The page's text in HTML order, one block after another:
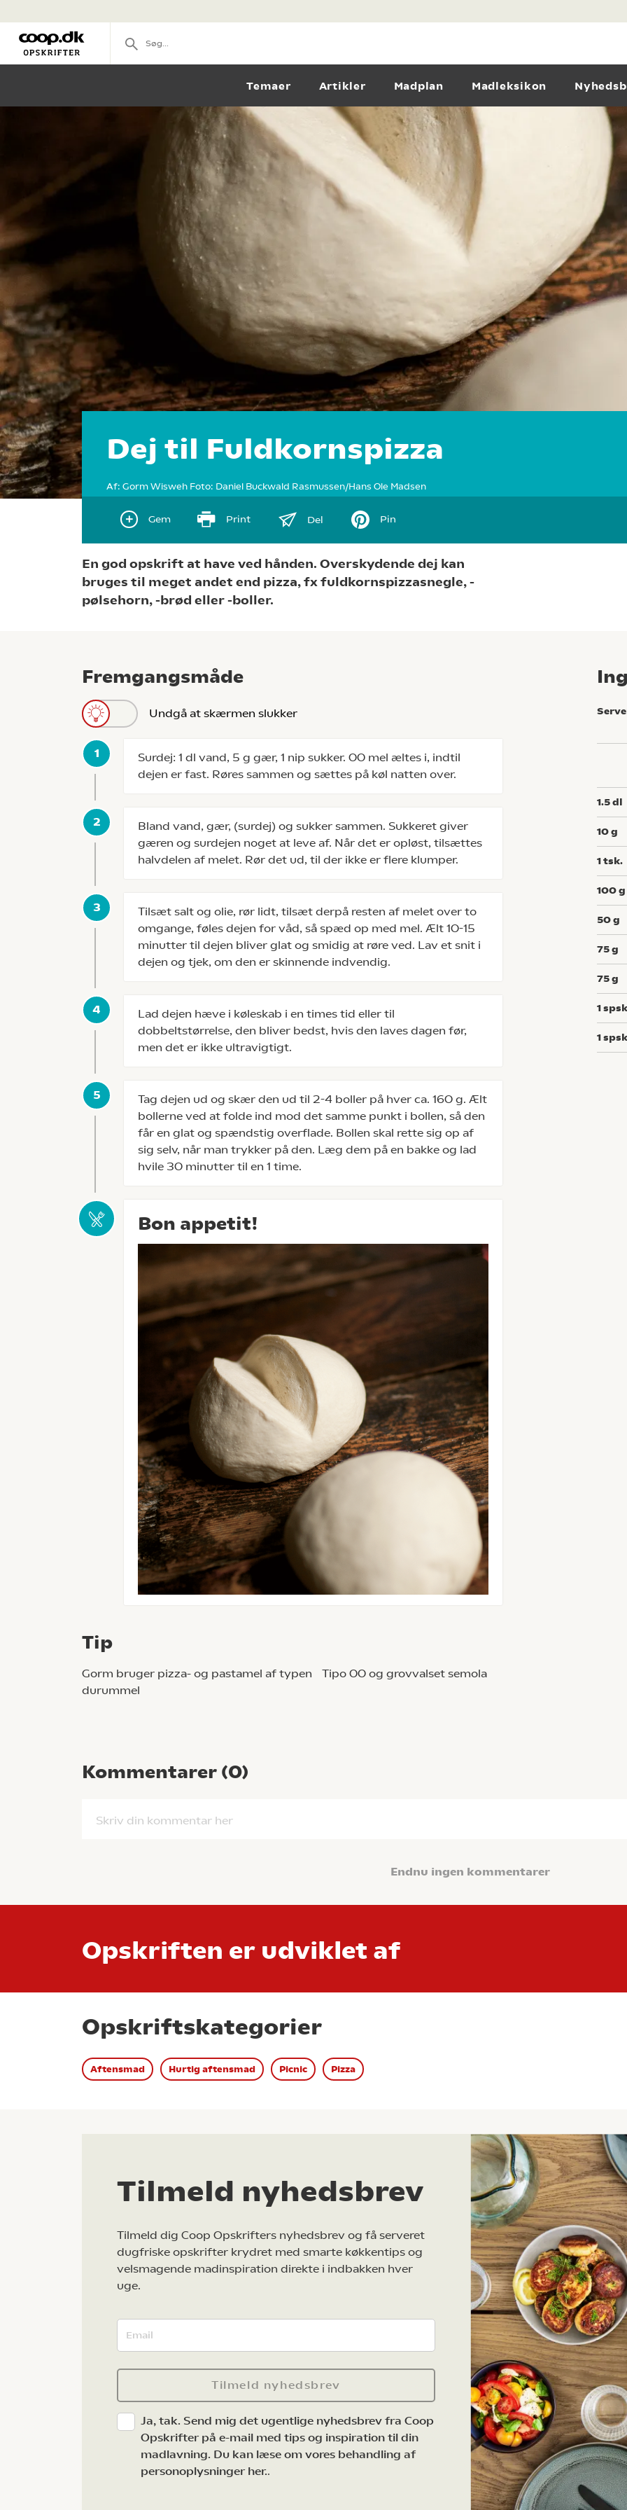
Temaer Artikler Madplan Madleksikon
Dej til Fuldkornspizza
Af: Gorm Wisweh Foto: Daniel Buckwald Rasmussen/Hans Ole Madsen
Gem Print Del Pin
En god opskrift at have ved hånden. Overskydende dej kan
bruges til meget andet end pizza, fx fuldkornspizzasnegle, -
pølsehorn, -brød eller -boller.
Fremgangsmåde
Undgå at skærmen slukker
Surdej: 1 dl vand, 5 g gær, 1 nip sukker. 00 mel æltes i, indtil
dejen er fast. Røres sammen og sættes på køl natten over.
Bland vand, gær, (surdej) og sukker sammen. Sukkeret giver
gæren og surdejen noget at leve af. Når det er opløst, tilsættes
halvdelen af melet. Rør det ud, til der ikke er flere klumper.
Tilsæt salt og olie, rør lidt, tilsæt derpå resten af melet over to
omgange, føles dejen for våd, så spæd op med mel. Ælt 10-15
minutter til dejen bliver glat og smidig at røre ved. Lav et snit i
dejen og tjek, om den er skinnende indvendig.
Lad dejen hæve i køleskab i en times tid eller til
dobbeltstørrelse, den bliver bedst, hvis den laves dagen før,
men det er ikke ultravigtigt.
Tag dejen ud og skær den ud til 2-4 boller på hver ca. 160 g. Ælt
bollerne ved at folde ind mod det samme punkt i bollen, så den
får en glat og spændstig overflade. Bollen skal rette sig op af
sig selv, når man trykker på den. Læg dem på en bakke og lad
hvile 30 minutter til en 1 time.
Bon appetit!
Tip
Gorm bruger pizza- og pastamel af typen Tipo 00 og grovvalset semola
durummel
1.5dl
10g
1tsk.
100g
50g
75g
75g
1
1
Kommentarer (0)
Skriv din kommentar her
Endnu ingen kommentarer
Opskriften er udviklet af
Opskriftskategorier
Aftensmad Hurtig aftensmad Picnic Pizza
Tilmeld nyhedsbrev
Tilmeld dig Coop Opskrifters nyhedsbrev og få serveret
dugfriske opskrifter krydret med smarte køkkentips og
velsmagende madinspiration direkte i indbakken hver
uge.
Tilmeld nyhedsbrev
Ja, tak. Send mig det ugentlige nyhedsbrev fra Coop
Opskrifter på e-mail med tips og inspiration til din
madlavning. Du kan læse om vores behandling af
personoplysninger her..